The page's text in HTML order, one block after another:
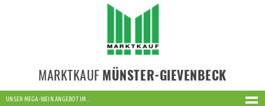
MARKTKAUF MÜNSTER-GIEVENBECK
UNSER MEGA-WEIN ANGEBOT IM…